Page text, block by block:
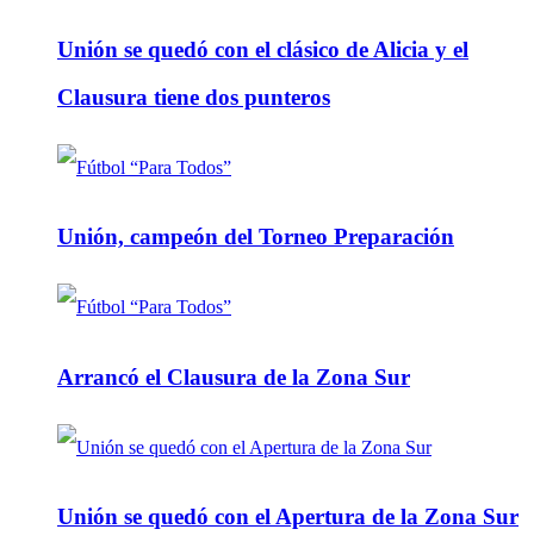
Unión se quedó con el clásico de Alicia y el
Clausura tiene dos punteros
Unión, campeón del Torneo Preparación
Arrancó el Clausura de la Zona Sur
Unión se quedó con el Apertura de la Zona Sur